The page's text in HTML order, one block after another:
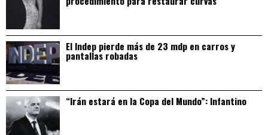
El Indep pierde más de 23 mdp en carros y
pantallas robadas
“Irán estará en la Copa del Mundo”: Infantino